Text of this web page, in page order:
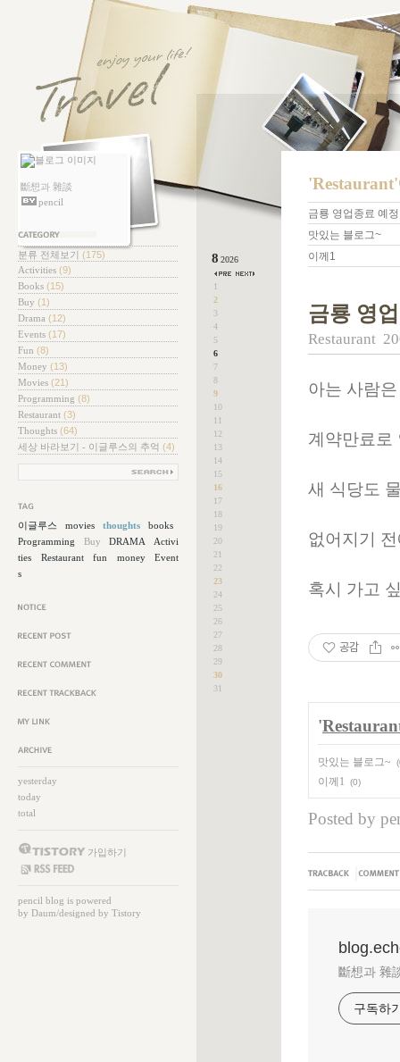
斷想과 雜談
pencil
테고리
분류 전체보기 (175)
Activities (9)
Books (15)
Buy (1)
Drama (12)
Events (17)
Fun (8)
Money (13)
Movies (21)
Programming (8)
Restaurant (3)
Thoughts (64)
세상 바라보기 - 이글루스의 추억 (4)
그목록
이글루스 movies thoughts
books
Programming
Buy DRAMA
Activi
ties
Restaurant fun money
Event
s
yesterday
today
total
가입하기
pencil blog is powered
by Daum/designed by Tistory
8 2026
1
2
3
4
5
6
7
8
9
10
11
12
13
14
15
16
17
18
19
20
21
22
23
24
25
26
27
28
29
30
31
금룡 영업종료 예정
맛있는 블로그~
이께1
금룡 영
Restaurant
아는 사람
계약만료로
새 식당도
없어지기
혹시 가고
공감
'
맛있는 블로그~
이께1 (0)
Posted by
斷想과 雜
구독하